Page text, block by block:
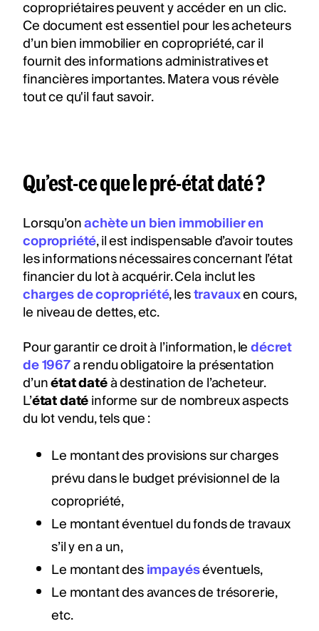
copropriétaires peuvent y accéder en un clic.
Ce document est essentiel pour les acheteurs
d’un bien immobilier en copropriété, car il
fournit des informations administratives et
financières importantes. Matera vous révèle
tout ce qu'il faut savoir.
Qu’est-ce que le pré-état daté ?
Lorsqu’onachète un bien immobilier en
copropriété, il est indispensable d’avoir toutes
les informations nécessaires concernant l’état
financier du lot à acquérir. Cela inclut les
charges de copropriété, lestravauxen cours,
le niveau de dettes, etc.
Pour garantir ce droit à l’information, ledécret
de 1967a rendu obligatoire la présentation
d’unétat datéà destination de l’acheteur.
L’état datéinforme sur de nombreux aspects
du lot vendu, tels que :
Le montant des provisions sur charges
prévu dans le budget prévisionnel de la
copropriété,
Le montant éventuel du fonds de travaux
s’il y en a un,
Le montant desimpayéséventuels,
Le montant des avances de trésorerie,
etc.